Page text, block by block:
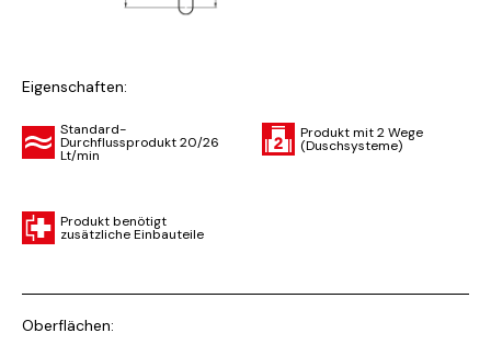
Eigenschaften:
Standard-
Durchflussprodukt 20/26
Lt/min
Produkt mit 2 Wege
(Duschsysteme)
Produkt benötigt
zusätzliche Einbauteile
Oberflächen: